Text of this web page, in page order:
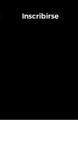
Inscribirse